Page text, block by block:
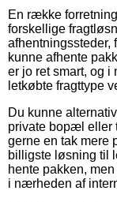
En række
forskellige
afhentningssteder,
kunne afhente
er jo ret smart, og
letkøbte fragttype
Du kunne
private bopæl eller
gerne en tak mere
billigste løsning til
hente pakken,
i nærheden af